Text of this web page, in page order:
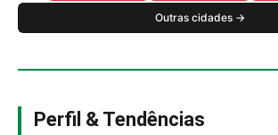
Outras cidades →
Perfil & Tendências